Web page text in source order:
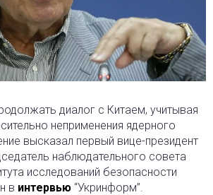
диалог с Китаем, учитывая
неприменения ядерного
высказал первый вице-президент
наблюдательного совета
исследований безопасности
в интервью “Укринформ”.